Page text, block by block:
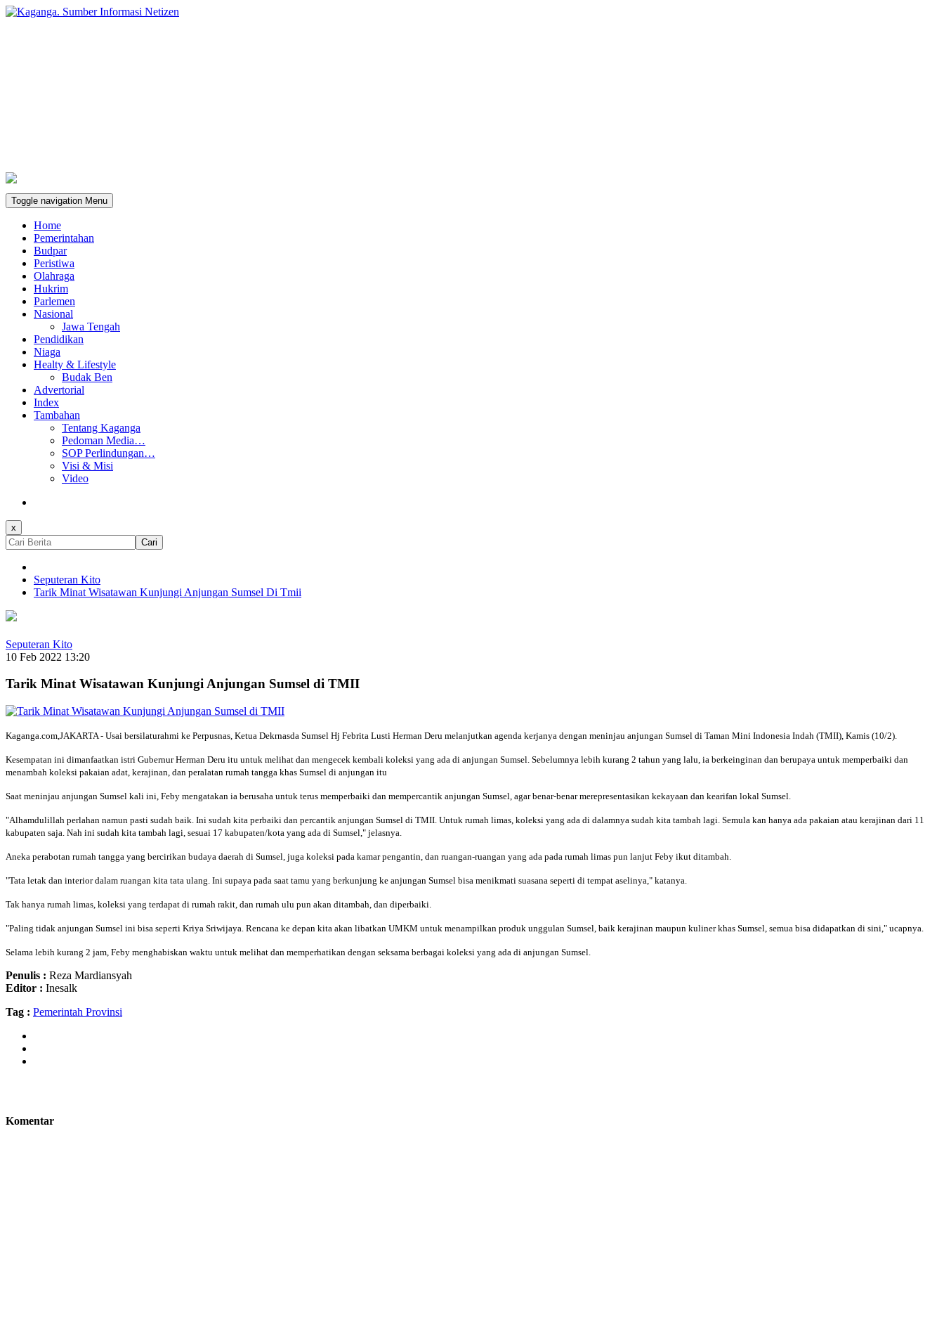
Toggle navigation Menu
Home
Pemerintahan
Budpar
Peristiwa
Olahraga
Hukrim
Parlemen
Nasional
Jawa Tengah
Pendidikan
Niaga
Healty & Lifestyle
Budak Ben
Advertorial
Index
Tambahan
Tentang Kaganga
Pedoman Media…
SOP Perlindungan…
Visi & Misi
Video
x
Cari
Seputeran Kito
Tarik Minat Wisatawan Kunjungi Anjungan Sumsel Di Tmii
Seputeran Kito
10 Feb 2022 13:20
Tarik Minat Wisatawan Kunjungi Anjungan Sumsel di TMII
Kaganga.com,JAKARTA - Usai bersilaturahmi ke Perpusnas, Ketua Dekrnasda Sumsel Hj Febrita Lusti Herman Deru melanjutkan agenda kerjanya dengan meninjau anjungan Sumsel di Taman Mini Indonesia Indah (TMII), Kamis (10/2).
Kesempatan ini dimanfaatkan istri Gubernur Herman Deru itu untuk melihat dan mengecek kembali koleksi yang ada di anjungan Sumsel. Sebelumnya lebih kurang 2 tahun yang lalu, ia berkeinginan dan berupaya untuk memperbaiki dan
menambah koleksi pakaian adat, kerajinan, dan peralatan rumah tangga khas Sumsel di anjungan itu
Saat meninjau anjungan Sumsel kali ini, Feby mengatakan ia berusaha untuk terus memperbaiki dan mempercantik anjungan Sumsel, agar benar-benar merepresentasikan kekayaan dan kearifan lokal Sumsel.
"Alhamdulillah perlahan namun pasti sudah baik. Ini sudah kita perbaiki dan percantik anjungan Sumsel di TMII. Untuk rumah limas, koleksi yang ada di dalamnya sudah kita tambah lagi. Semula kan hanya ada pakaian atau kerajinan dari 11
kabupaten saja. Nah ini sudah kita tambah lagi, sesuai 17 kabupaten/kota yang ada di Sumsel," jelasnya.
Aneka perabotan rumah tangga yang bercirikan budaya daerah di Sumsel, juga koleksi pada kamar pengantin, dan ruangan-ruangan yang ada pada rumah limas pun lanjut Feby ikut ditambah.
"Tata letak dan interior dalam ruangan kita tata ulang. Ini supaya pada saat tamu yang berkunjung ke anjungan Sumsel bisa menikmati suasana seperti di tempat aselinya," katanya.
Tak hanya rumah limas, koleksi yang terdapat di rumah rakit, dan rumah ulu pun akan ditambah, dan diperbaiki.
"Paling tidak anjungan Sumsel ini bisa seperti Kriya Sriwijaya. Rencana ke depan kita akan libatkan UMKM untuk menampilkan produk unggulan Sumsel, baik kerajinan maupun kuliner khas Sumsel, semua bisa didapatkan di sini," ucapnya.
Selama lebih kurang 2 jam, Feby menghabiskan waktu untuk melihat dan memperhatikan dengan seksama berbagai koleksi yang ada di anjungan Sumsel.
Penulis : Reza Mardiansyah
Editor : Inesalk
Tag : Pemerintah Provinsi
Komentar